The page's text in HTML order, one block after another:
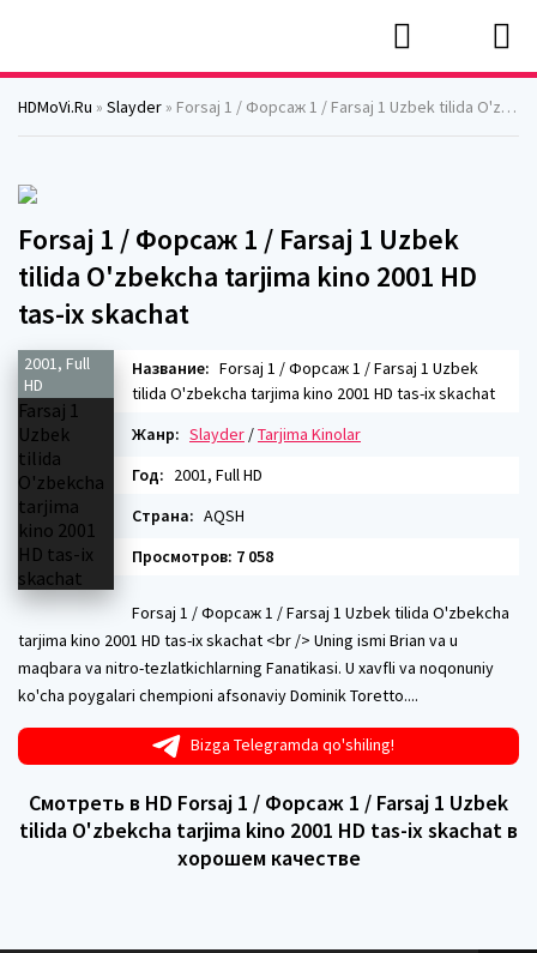
HDMoVi.Ru » Slayder » Forsaj 1 / Форсаж 1 / Farsaj 1 Uzbek tilida O'zbekcha tarjima kino 2001 HD tas-ix skachat
Forsaj 1 / Форсаж 1 / Farsaj 1 Uzbek
tilida O'zbekcha tarjima kino 2001 HD
tas-ix skachat
2001, Full
HD
Название: Forsaj 1 / Форсаж 1 / Farsaj 1 Uzbek
tilida O'zbekcha tarjima kino 2001 HD tas-ix skachat
Жанр: Slayder /Tarjima Kinolar
Год: 2001, Full HD
Страна: AQSH
Просмотров: 7 058
Forsaj 1 / Форсаж 1 / Farsaj 1 Uzbek tilida O'zbekcha
tarjima kino 2001 HD tas-ix skachat <br /> Uning ismi Brian va u
maqbara va nitro-tezlatkichlarning Fanatikasi. U xavfli va noqonuniy
ko'cha poygalari chempioni afsonaviy Dominik Toretto....
Bizga Telegramda qo'shiling!
Смотреть в HD Forsaj 1 / Форсаж 1 / Farsaj 1 Uzbek
tilida O'zbekcha tarjima kino 2001 HD tas-ix skachat в
хорошем качестве